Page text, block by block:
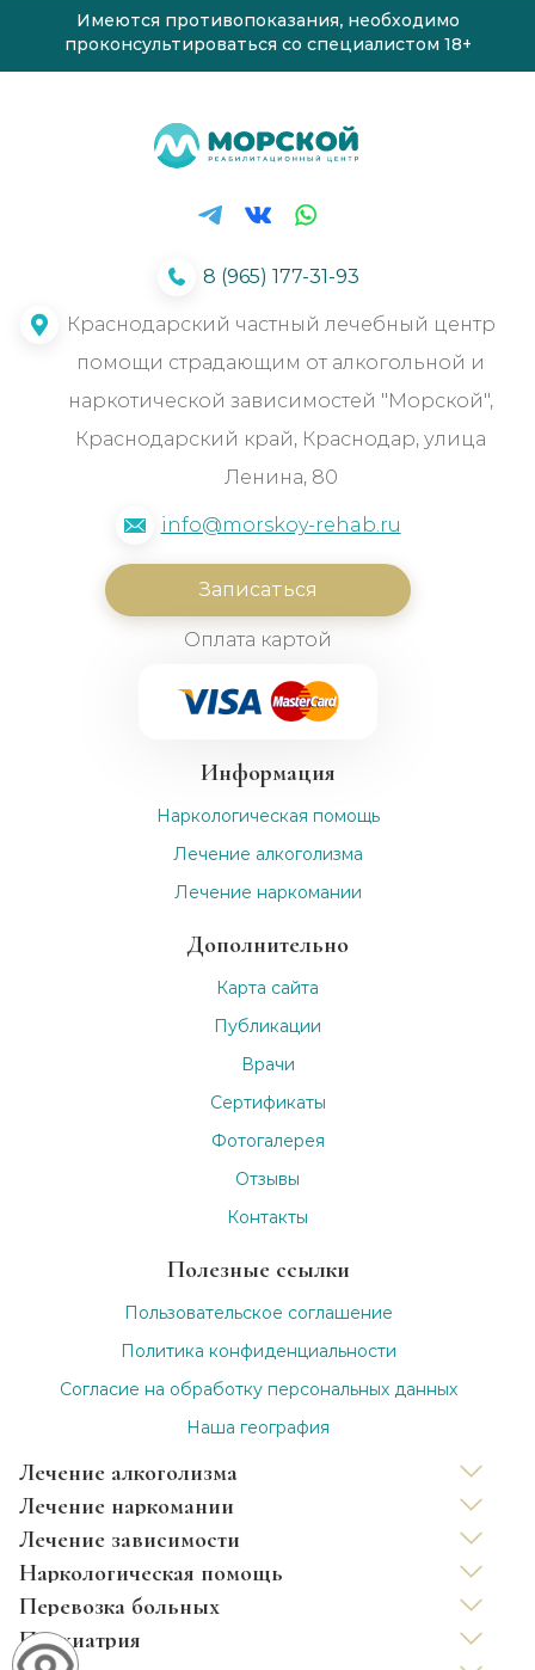
Имеются противопоказания, необходимо
проконсультироваться со специалистом 18+
8 (965) 177-31-93
Краснодарский частный лечебный центр
помощи страдающим от алкогольной и
наркотической зависимостей "Морской",
Краснодарский край, Краснодар, улица
Ленина, 80
info@morskoy-rehab.ru
Записаться
Оплата картой
Информация
Наркологическая помощь
Лечение алкоголизма
Лечение наркомании
Дополнительно
Карта сайта
Публикации
Врачи
Сертификаты
Фотогалерея
Отзывы
Контакты
Полезные ссылки
Пользовательское соглашение
Политика конфиденциальности
Согласие на обработку персональных данных
Наша география
Лечение алкоголизма
Вывод из запоя
Капельница от запоя
Капельница от похмелья
Лечение хронического алкоголизма
Лечение женского алкоголизма
Лечение наркомании
Нарколог на дом
Снятие ломки
УБОД
Принудительное лечение наркозависимых
Лечение зависимости
Лечение зависимости анонимно
Лечение игромании
Лечение табакокурения кодированием
Наркологическая помощь
Детоксикация от наркотиков
Капельница от наркотиков
Перевозка больных
Междугородные перевозки лежачих больных
Психиатрия